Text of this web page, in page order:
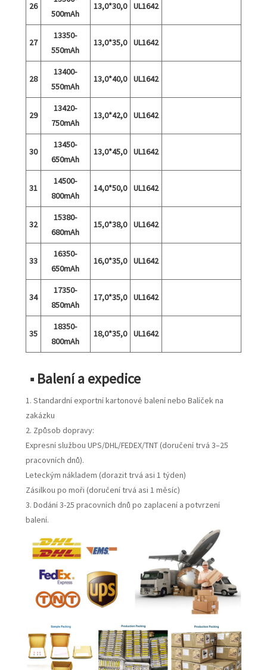
26
500mAh
13,0*30,0 UL1642
27
13350-
550mAh
13,0*35,0 UL1642
28
13400-
550mAh
13,0*40,0 UL1642
29
13420-
750mAh
13,0*42,0 UL1642
30
13450-
650mAh
13,0*45,0 UL1642
31
14500-
800mAh
14,0*50,0 UL1642
32
15380-
680mAh
15,0*38,0 UL1642
33
16350-
650mAh
16,0*35,0 UL1642
34
17350-
850mAh
17,0*35,0 UL1642
35
18350-
800mAh
18,0*35,0 UL1642
■ Balení a expedice
1. Standardní exportní kartonové balení nebo Balíček na
zakázku
2. Způsob dopravy:
Expresní službou UPS/DHL/FEDEX/TNT (doručení trvá 3–25
pracovních dnů).
Leteckým nákladem (dorazit trvá asi 1 týden)
Zásilkou po moři (doručení trvá asi 1 měsíc)
3. Dodání 3-25 pracovních dnů po zaplacení a potvrzení
balení.